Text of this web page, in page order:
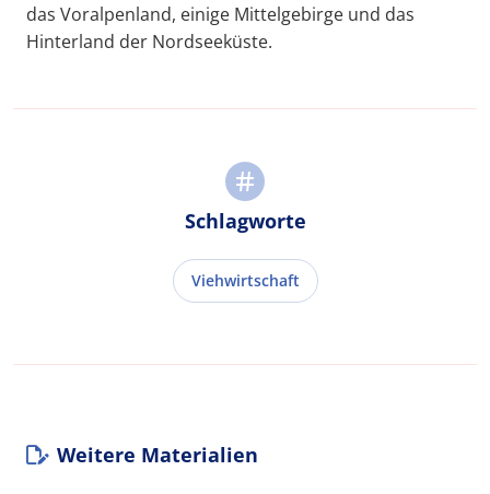
das Voralpenland, einige Mittelgebirge und das
Hinterland der Nordseeküste.
Schlagworte
Viehwirtschaft
Weitere Materialien